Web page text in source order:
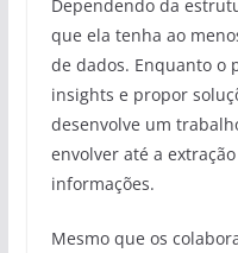
Dependendo da
que ela tenha ao
de dados. Enquanto o
insights e propor
desenvolve um
envolver até a
informações.
Mesmo que os